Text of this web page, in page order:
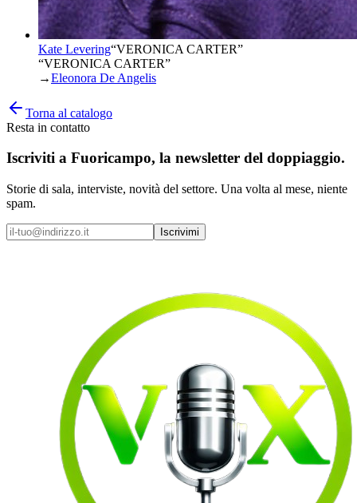
Kate Levering“VERONICA CARTER”
“VERONICA CARTER”
→Eleonora De Angelis
Torna al catalogo
Resta in contatto
Iscriviti a Fuoricampo, la newsletter del doppiaggio.
Storie di sala, interviste, novità del settore. Una volta al mese, niente
spam.
Iscrivimi